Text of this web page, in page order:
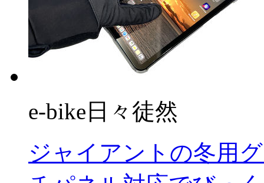
e-bike日々徒然
ジャイアントの冬用